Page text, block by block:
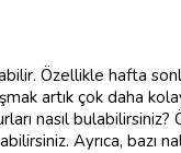
Özellikle hafta
artık çok daha
nasıl bulabilirsiniz?
Ayrıca,